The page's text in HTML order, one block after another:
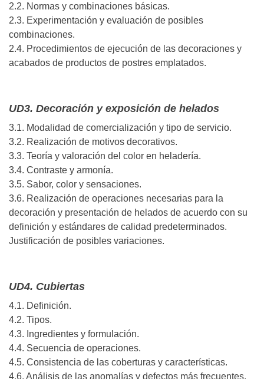
2.2. Normas y combinaciones básicas.
2.3. Experimentación y evaluación de posibles
combinaciones.
2.4. Procedimientos de ejecución de las decoraciones y
acabados de productos de postres emplatados.
UD3. Decoración y exposición de helados
3.1. Modalidad de comercialización y tipo de servicio.
3.2. Realización de motivos decorativos.
3.3. Teoría y valoración del color en heladería.
3.4. Contraste y armonía.
3.5. Sabor, color y sensaciones.
3.6. Realización de operaciones necesarias para la
decoración y presentación de helados de acuerdo con su
definición y estándares de calidad predeterminados.
Justificación de posibles variaciones.
UD4. Cubiertas
4.1. Definición.
4.2. Tipos.
4.3. Ingredientes y formulación.
4.4. Secuencia de operaciones.
4.5. Consistencia de las coberturas y características.
4.6. Análisis de las anomalías y defectos más frecuentes.